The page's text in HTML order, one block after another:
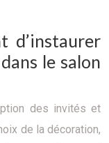
d’instaurer
le salon
des invités et
de la décoration,